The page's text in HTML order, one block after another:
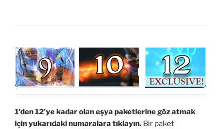
1’den 12’ye kadar olan eşya paketlerine göz atmak
için yukarıdaki numaralara tıklayın. Bir paket